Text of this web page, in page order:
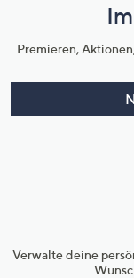
Premieren,
Verwalte deine